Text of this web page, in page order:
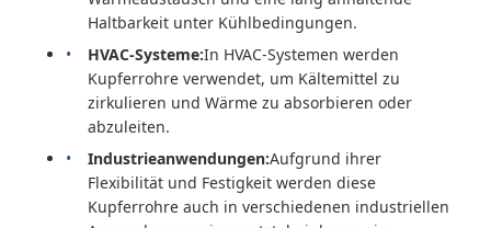
Haltbarkeit unter Kühlbedingungen.
HVAC-Systeme:In HVAC-Systemen werden
Kupferrohre verwendet, um Kältemittel zu
zirkulieren und Wärme zu absorbieren oder
abzuleiten.
Industrieanwendungen:Aufgrund ihrer
Flexibilität und Festigkeit werden diese
Kupferrohre auch in verschiedenen industriellen